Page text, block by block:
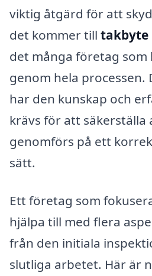
viktig åtgärd för att
det kommer till takbyte
det många företag som
genom hela processen.
har den kunskap och
krävs för att
genomförs på ett
sätt.
Ett företag som
hjälpa till med flera
från den initiala
slutliga arbetet. Här är